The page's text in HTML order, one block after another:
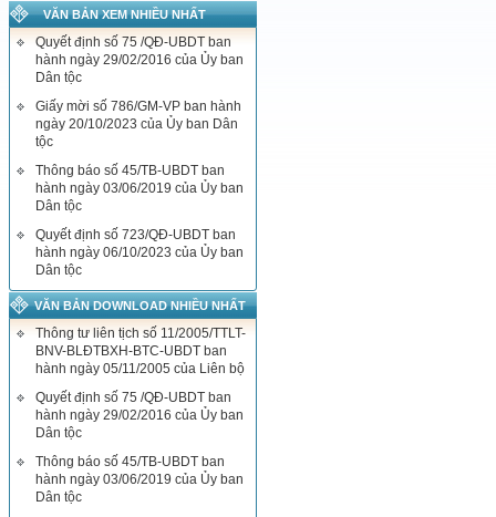
VĂN BẢN XEM NHIỀU NHẤT
Quyết định số 75 /QĐ-UBDT ban
hành ngày 29/02/2016 của Ủy ban
Dân tộc
Giấy mời số 786/GM-VP ban hành
ngày 20/10/2023 của Ủy ban Dân
tộc
Thông báo số 45/TB-UBDT ban
hành ngày 03/06/2019 của Ủy ban
Dân tộc
Quyết định số 723/QĐ-UBDT ban
hành ngày 06/10/2023 của Ủy ban
Dân tộc
VĂN BẢN DOWNLOAD NHIỀU NHẤT
Thông tư liên tịch số 11/2005/TTLT-
BNV-BLĐTBXH-BTC-UBDT ban
hành ngày 05/11/2005 của Liên bộ
Quyết định số 75 /QĐ-UBDT ban
hành ngày 29/02/2016 của Ủy ban
Dân tộc
Thông báo số 45/TB-UBDT ban
hành ngày 03/06/2019 của Ủy ban
Dân tộc